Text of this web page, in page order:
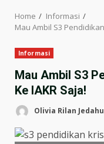
Home
Informasi
Mau Ambil S3
Informasi
Mau Ambil S3
Ke IAKR Saja!
Olivia Rilan